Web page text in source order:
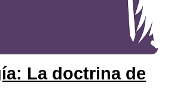
La doctrina de